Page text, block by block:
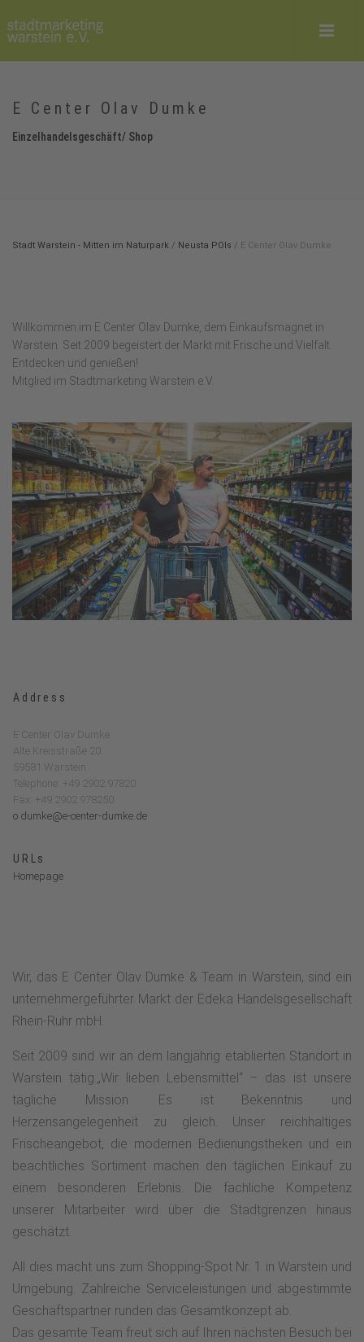
E Center Olav Dumke
Einzelhandelsgeschäft/ Shop
Stadt Warstein - Mitten im Naturpark / Neusta POIs / E Center Olav Dumke
Willkommen im E Center Olav Dumke, dem Einkaufsmagnet in
Warstein. Seit 2009 begeistert der Markt mit Frische und Vielfalt.
Entdecken und genießen!
Mitglied im Stadtmarketing Warstein e.V.
Address
E Center Olav Dumke
Alte Kreisstraße 20
59581 Warstein
Telephone: +49 2902 97820
Fax: +49 2902 978250
o.dumke@e-center-dumke.de
URLs
Homepage
Wir, das E Center Olav Dumke & Team in Warstein, sind ein
unternehmergeführter Markt der Edeka Handelsgesellschaft
Rhein-Ruhr mbH.
Seit 2009 sind wir an dem langjährig etablierten Standort in
Warstein tätig.„Wir lieben Lebensmittel“ – das ist unsere
tägliche Mission. Es ist Bekenntnis und
Herzensangelegenheit zu gleich. Unser reichhaltiges
Frischeangebot, die modernen Bedienungstheken und ein
beachtliches Sortiment machen den täglichen Einkauf zu
einem besonderen Erlebnis. Die fachliche Kompetenz
unserer Mitarbeiter wird über die Stadtgrenzen hinaus
geschätzt.
All dies macht uns zum Shopping-Spot Nr. 1 in Warstein und
Umgebung. Zahlreiche Serviceleistungen und abgestimmte
Geschäftspartner runden das Gesamtkonzept ab.
Das gesamte Team freut sich auf Ihren nächsten Besuch bei